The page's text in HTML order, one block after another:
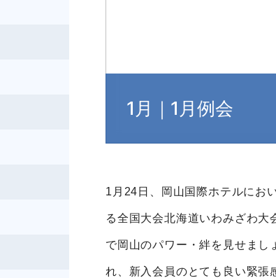
1月｜1月例会
1月24日、岡山国際ホテルにお
る全国大会北海道いわみざわ大
で岡山のパワー・絆を見せまし
れ、新入会員のとても良い緊張